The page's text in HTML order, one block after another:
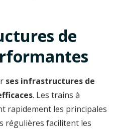
de
ses infrastructures de
. Les trains à
rapidement les principales
régulières facilitent les